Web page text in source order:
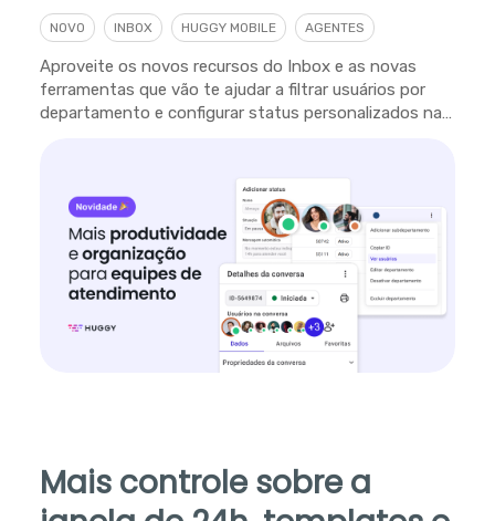
NOVO INBOX HUGGY MOBILE AGENTES
Aproveite os novos recursos do Inbox e as novas
ferramentas que vão te ajudar a filtrar usuários por
departamento e configurar status personalizados na
Mais controle sobre a